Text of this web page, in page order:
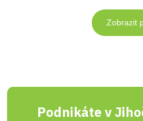
Zobrazit
Podnikáte v